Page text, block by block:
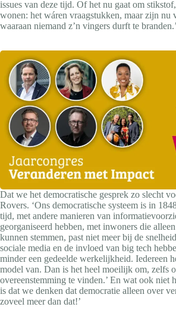
issues van deze tijd. Of het nu gaat om
wonen: het wáren vraagstukken, maar zijn nu
waaraan niemand z’n vingers durft te branden.’
Dat we het democratische gesprek zo slecht
Rovers. ‘Ons democratische systeem is in
tijd, met andere manieren van
georganiseerd hebben, met inwoners die
kunnen stemmen, past niet meer bij de
sociale media en de invloed van big tech
minder een gedeelde werkelijkheid. Iedereen
model van. Dan is het heel moeilijk om, zelfs
overeenstemming te vinden.’ En wat ook niet
is dat we denken dat democratie alleen over
zoveel meer dan dat!’